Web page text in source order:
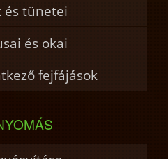
és tünetei
és okai
fejfájások